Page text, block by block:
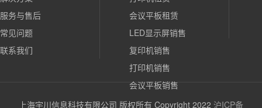
服务与售后
常见问题
联系我们
会议平板租赁
LED显示屏销售
复印机销售
打印机销售
会议平板销售
上海宇川信息科技有限公司 版权所有 Copyright 2022 沪ICP备